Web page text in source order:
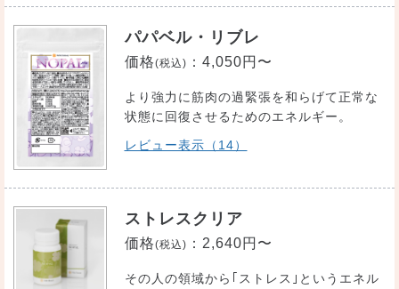
パパベル・リブレ
価格(税込) ： 4,050円〜
より強力に筋肉の過緊張を和らげて正常な
状態に回復させるためのエネルギー。
レビュー表示（14）
ストレスクリア
価格(税込) ： 2,640円〜
その人の領域から｢ストレス｣というエネル